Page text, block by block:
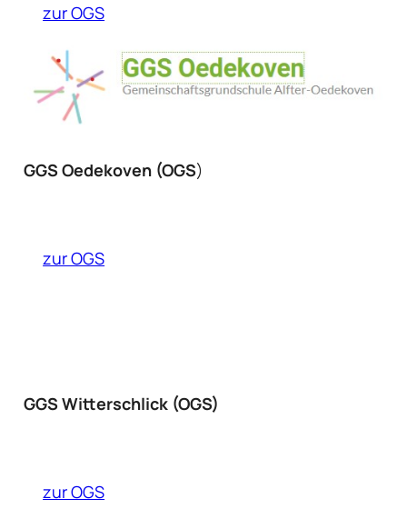
zur OGS
GGS Oedekoven (OGS)
zur OGS
GGS Witterschlick (OGS)
zur OGS